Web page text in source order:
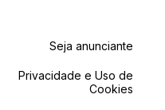
Seja anunciante
Privacidade e Uso de
Cookies